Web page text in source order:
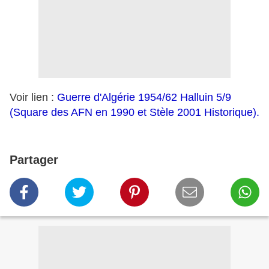
Voir lien : Guerre d'Algérie 1954/62 Halluin 5/9
(Square des AFN en 1990 et Stèle 2001 Historique).
Partager